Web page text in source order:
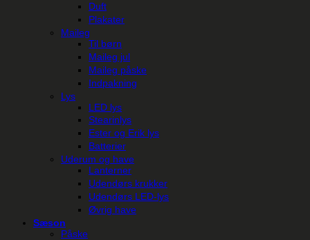
Duft
Plakater
Maileg
Til børn
Maileg jul
Maileg påske
Indpakning
Lys
LED lys
Stearinlys
Ester og Erik lys
Batterier
Uderum og have
Lanterner
Udendørs krukker
Udendørs LED-lys
Øvrig have
Sæson
Påske